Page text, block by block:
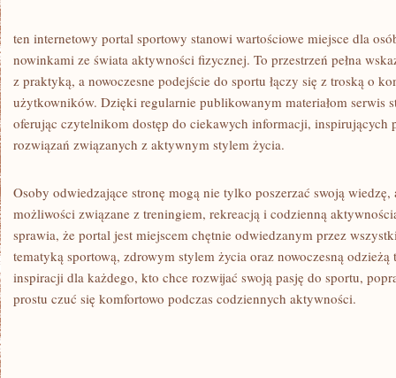
ten internetowy portal sportowy stanowi wartościowe miejsce dla
nowinkami ze świata aktywności fizycznej. To przestrzeń pełna
z praktyką, a nowoczesne podejście do sportu łączy się z troską o
użytkowników. Dzięki regularnie publikowanym materiałom serwis
oferując czytelnikom dostęp do ciekawych informacji, inspirujących
rozwiązań związanych z aktywnym stylem życia.
Osoby odwiedzające stronę mogą nie tylko poszerzać swoją
możliwości związane z treningiem, rekreacją i codzienną
sprawia, że portal jest miejscem chętnie odwiedzanym przez
tematyką sportową, zdrowym stylem życia oraz nowoczesną odzieżą
inspiracji dla każdego, kto chce rozwijać swoją pasję do sportu,
prostu czuć się komfortowo podczas codziennych aktywności.